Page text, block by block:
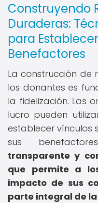
Construyendo
Duraderas:
para
Benefactores
La construcción de
los donantes es
la fidelización. Las
lucro pueden
establecer vínculos
sus
transparente y
que permite a
impacto de sus
parte integral de